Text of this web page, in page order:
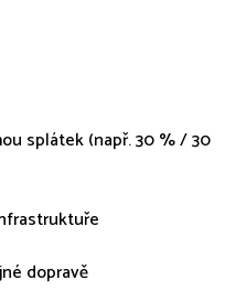
splátek (např. 30 % / 30
dopravě